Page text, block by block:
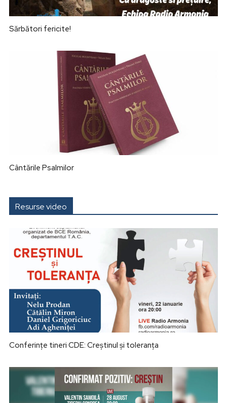
Sărbători fericite!
Cântările Psalmilor
Resurse video
Conferințe tineri CDE: Creștinul și toleranța